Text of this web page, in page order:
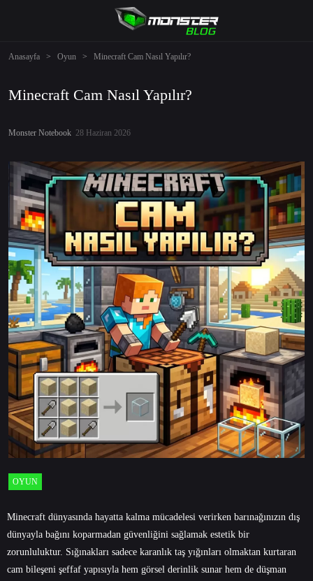
Anasayfa > Oyun > Minecraft Cam Nasıl Yapılır?
Minecraft Cam Nasıl Yapılır?
Monster Notebook 28 Haziran 2026
OYUN
Minecraft dünyasında hayatta kalma mücadelesi verirken barınağınızın dış
dünyayla bağını koparmadan güvenliğini sağlamak estetik bir
zorunluluktur. Sığınakları sadece karanlık taş yığınları olmaktan kurtaran
cam bileşeni şeffaf yapısıyla hem görsel derinlik sunar hem de düşman